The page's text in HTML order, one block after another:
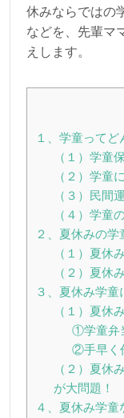
休みならではの
などを、先輩マ
えします。
１、学童ってど
（１）学童
（２）学童
（３）民間
（４）学童
２、夏休みの学
（１）夏休
（２）夏休
３、夏休み学
（１）夏休
①学童弁
②手早く
（２）夏休
が大問題！
４、夏休み学童